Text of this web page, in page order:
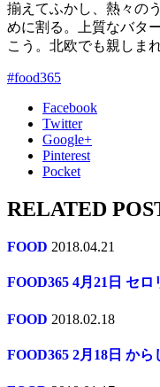
揃えてふかし、熱々の
めに割る。上質なバタ
こう。北欧でも親しま
#food365
Facebook
Twitter
Google+
Pinterest
Pocket
RELATED
FOOD 2018.04.21
FOOD365 4月21日 セロ
FOOD 2018.02.18
FOOD365 2月18日 から